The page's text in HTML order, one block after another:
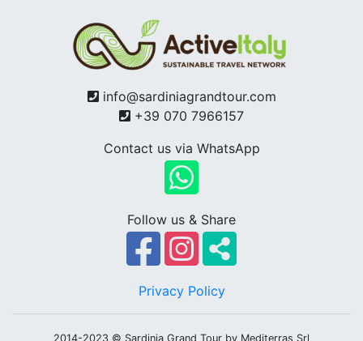
info@sardiniagrandtour.com
+39 070 7966157
Contact us via WhatsApp
Follow us & Share
Privacy Policy
2014-2023 © Sardinia Grand Tour by Mediterras Srl